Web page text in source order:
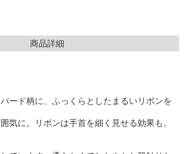
商品詳細
ード柄に、ふっくらとしたまるいリボンを
気に。リボンは手首を細く見せる効果も。